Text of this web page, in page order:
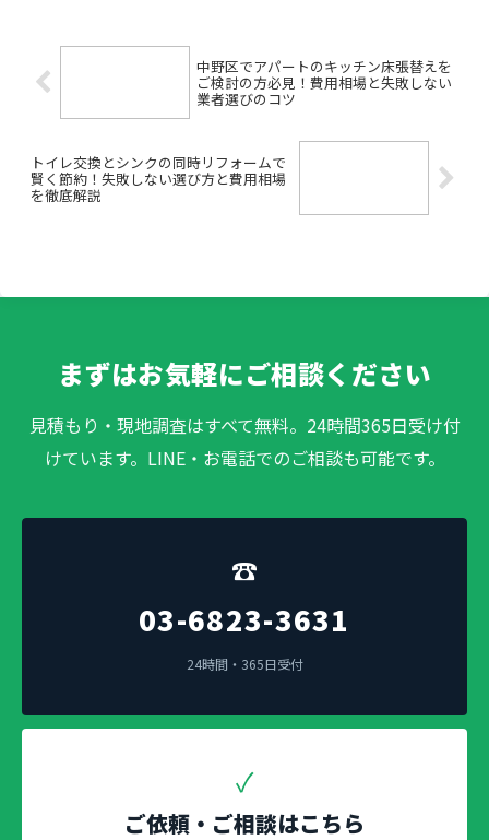
中野区でアパートのキッチン床張替えを
ご検討の方必見！費用相場と失敗しない
業者選びのコツ
トイレ交換とシンクの同時リフォームで
賢く節約！失敗しない選び方と費用相場
を徹底解説
まずはお気軽にご相談ください
見積もり・現地調査はすべて無料。24時間365日受け付
けています。LINE・お電話でのご相談も可能です。
☎
03-6823-3631
24時間・365日受付
✓
ご依頼・ご相談はこちら